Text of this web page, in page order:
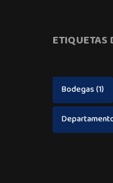
ETIQUETAS
Bodegas(1)